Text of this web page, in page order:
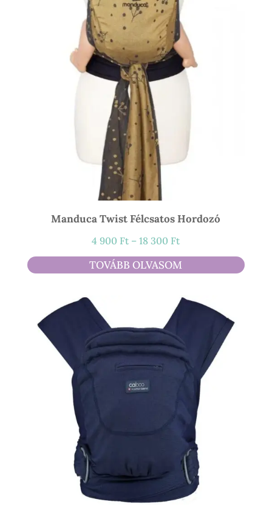
Manduca Twist Félcsatos Hordozó
4 900 Ft – 18 300 FtÁrtartomány:
4
900 Ft
TOVÁBB OLVASOM